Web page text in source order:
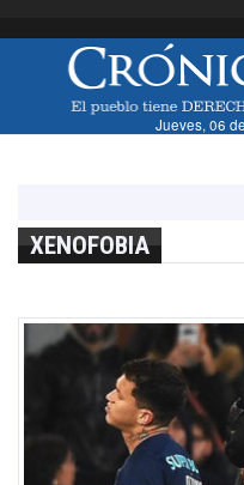
Jueves, 06
XENOFOBIA